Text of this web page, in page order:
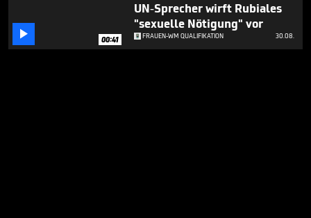
 00:41
UN-Sprecher wirft Rubiales
"sexuelle Nötigung" vor
FRAUEN-WM QUALIFIKATION 30.08.